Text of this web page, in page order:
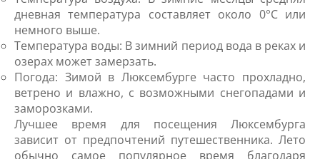
дневная температура составляет около 0°C или
немного выше.
Температура воды: В зимний период вода в реках и
озерах может замерзать.
Погода: Зимой в Люксембурге часто прохладно,
ветрено и влажно, с возможными снегопадами и
заморозками.
Лучшее время для посещения Люксембурга
зависит от предпочтений путешественника. Лето
обычно самое популярное время благодаря